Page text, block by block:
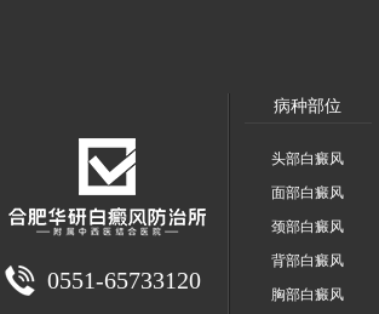
0551-65733120
病种部位
头部白癜风
面部白癜风
颈部白癜风
背部白癜风
胸部白癜风